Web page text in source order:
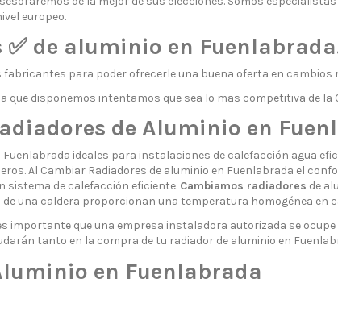
europeo.
de aluminio en
para poder ofrecerle una buena oferta en cambios
que disponemos intentamos que sea lo mas competitiva de la
de Aluminio en
ideales para instalaciones de calefacción agua
Al Cambiar Radiadores de aluminio en Fuenlabrada el
sistema de calefacción eficiente. Cambiamos radiadores de
una caldera proporcionan una temperatura homogénea en
importante que una empresa instaladora autorizada se
tanto en la compra de tu radiador de aluminio en
en Fuenlabrada